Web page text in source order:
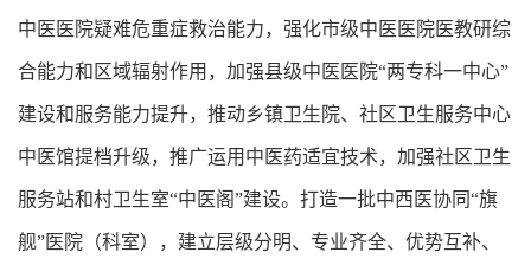
中医医院疑难危重症救治能力，强化市级中医医院医教研综
合能力和区域辐射作用，加强县级中医医院“两专科一中心”
建设和服务能力提升，推动乡镇卫生院、社区卫生服务中心
中医馆提档升级，推广运用中医药适宜技术，加强社区卫生
服务站和村卫生室“中医阁”建设。打造一批中西医协同“旗
舰”医院（科室），建立层级分明、专业齐全、优势互补、